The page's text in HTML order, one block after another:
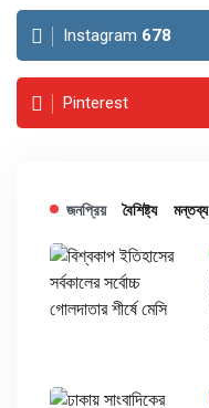
Instagram 678
Pinterest
জনপ্রিয় বৈশিষ্ট্য মন্তব্য